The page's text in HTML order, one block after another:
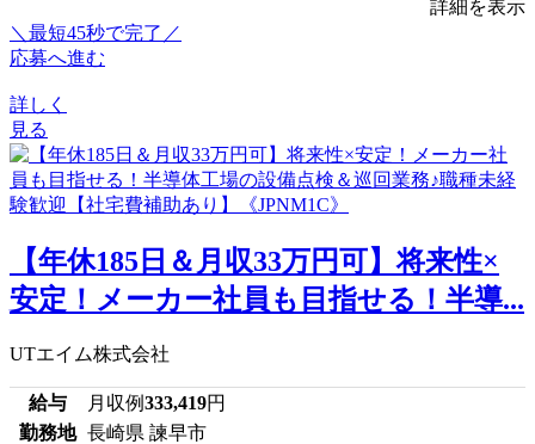
詳細を表示
＼最短45秒で完了／
応募へ進む
詳しく
見る
【年休185日＆月収33万円可】将来性×
安定！メーカー社員も目指せる！半導...
UTエイム株式会社
給与 月収例333,419円
勤務地 長崎県 諫早市